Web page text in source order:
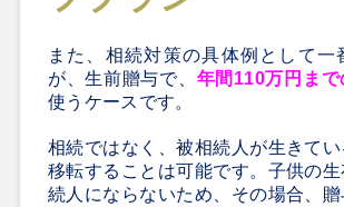
また、相続対策の具体例として一
が、生前贈与で、 年間 110万円まで
使うケースです。
相続ではなく、被相続人が生きて
移転することは可能です。子供の
続人にならないため、その場合、